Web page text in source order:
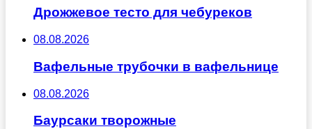
Дрожжевое тесто для чебуреков
08.08.2026
Вафельные трубочки в вафельнице
08.08.2026
Баурсаки творожные